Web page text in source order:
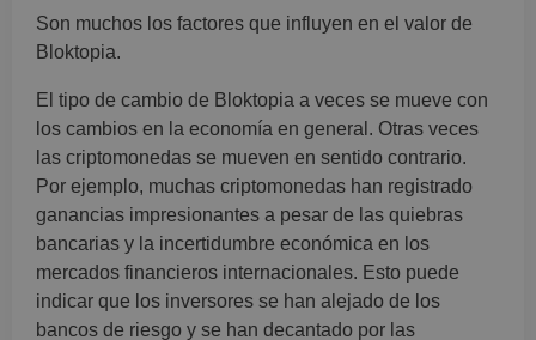
Son muchos los factores que influyen en el valor de
Bloktopia.
El tipo de cambio de Bloktopia a veces se mueve con
los cambios en la economía en general. Otras veces
las criptomonedas se mueven en sentido contrario.
Por ejemplo, muchas criptomonedas han registrado
ganancias impresionantes a pesar de las quiebras
bancarias y la incertidumbre económica en los
mercados financieros internacionales. Esto puede
indicar que los inversores se han alejado de los
bancos de riesgo y se han decantado por las